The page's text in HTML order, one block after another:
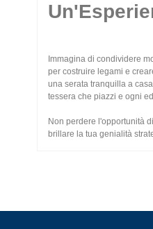
Immagina di condividere
per costruire legami e
una serata tranquilla a
tessera che piazzi e ogni
Non perdere l'opportunità
brillare la tua genialità